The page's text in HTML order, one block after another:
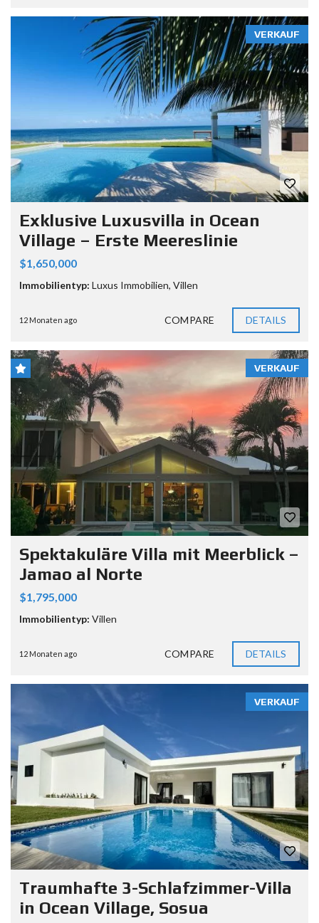
VERKAUF
Exklusive Luxusvilla in Ocean
Village – Erste Meereslinie
$1,650,000
Immobilientyp: Luxus Immobilien, Villen
12 Monaten ago COMPARE DETAILS
VERKAUF
Spektakuläre Villa mit Meerblick –
Jamao al Norte
$1,795,000
Immobilientyp: Villen
12 Monaten ago COMPARE DETAILS
VERKAUF
Traumhafte 3-Schlafzimmer-Villa
in Ocean Village, Sosua